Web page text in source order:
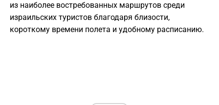
из наиболее востребованных маршрутов среди
израильских туристов благодаря близости,
короткому времени полета и удобному расписанию.